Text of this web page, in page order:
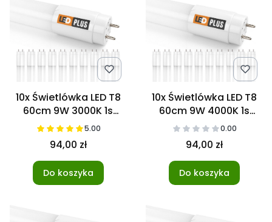
10x Świetlówka LED T8
60cm 9W 3000K 1s
NANO 5.00
94,00 zł
Do koszyka
10x Świetlówka LED T8
60cm 9W 4000K 1s
NANO 0.00
94,00 zł
Do koszyka